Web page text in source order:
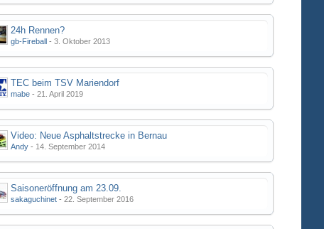
24h Rennen?
gb-Fireball- 3. Oktober 2013
TEC beim TSV Mariendorf
mabe- 21. April 2019
Video: Neue Asphaltstrecke in Bernau
Andy- 14. September 2014
Saisoneröffnung am 23.09.
sakaguchinet- 22. September 2016